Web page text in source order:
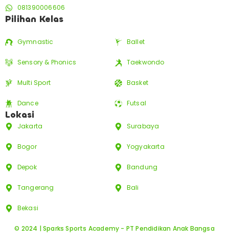
081390006606
Pilihan Kelas
Gymnastic
Sensory & Phonics
Multi Sport
Dance
Ballet
Taekwondo
Basket
Futsal
Lokasi
Jakarta
Bogor
Depok
Tangerang
Bekasi
Surabaya
Yogyakarta
Bandung
Bali
© 2024 | Sparks Sports Academy - PT Pendidikan Anak Bangsa